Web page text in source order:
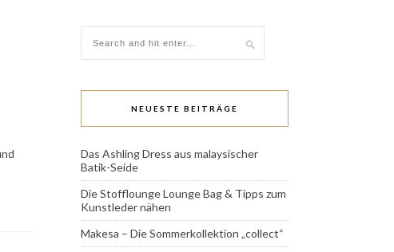
NEUESTE BEITRÄGE
Das Ashling Dress aus malaysischer
Batik-Seide
Die Stofflounge Lounge Bag & Tipps zum
Kunstleder nähen
Makesa – Die Sommerkollektion „collect“